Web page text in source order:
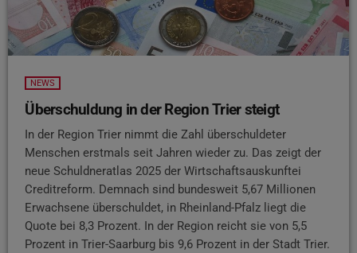
NEWS
Überschuldung in der Region Trier steigt
In der Region Trier nimmt die Zahl überschuldeter
Menschen erstmals seit Jahren wieder zu. Das zeigt der
neue Schuldneratlas 2025 der Wirtschaftsauskunftei
Creditreform. Demnach sind bundesweit 5,67 Millionen
Erwachsene überschuldet, in Rheinland-Pfalz liegt die
Quote bei 8,3 Prozent. In der Region reicht sie von 5,5
Prozent in Trier-Saarburg bis 9,6 Prozent in der Stadt Trier.